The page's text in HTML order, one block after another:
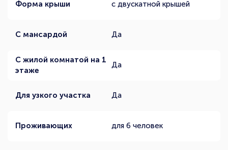
Форма крыши с двускатной крышей
С мансардой Да
С жилой комнатой на 1
этаже
Да
Для узкого участка Да
Проживающих для 6 человек